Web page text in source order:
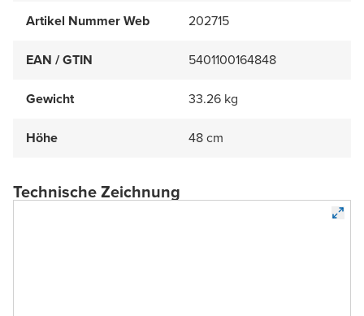
Artikel Nummer Web 202715
EAN / GTIN 5401100164848
Gewicht 33.26 kg
Höhe 48 cm
Technische Zeichnung